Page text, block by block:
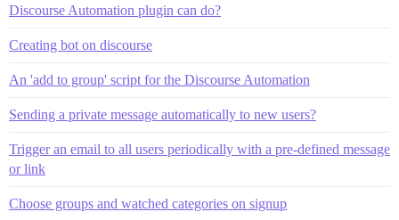
Discourse Automation plugin can do?
Creating bot on discourse
An 'add to group' script for the Discourse Automation
Sending a private message automatically to new users?
Trigger an email to all users periodically with a pre-defined message
or link
Choose groups and watched categories on signup